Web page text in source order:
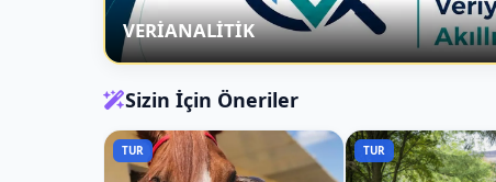
VERİANALİTİK
Sizin İçin Öneriler
TUR TUR